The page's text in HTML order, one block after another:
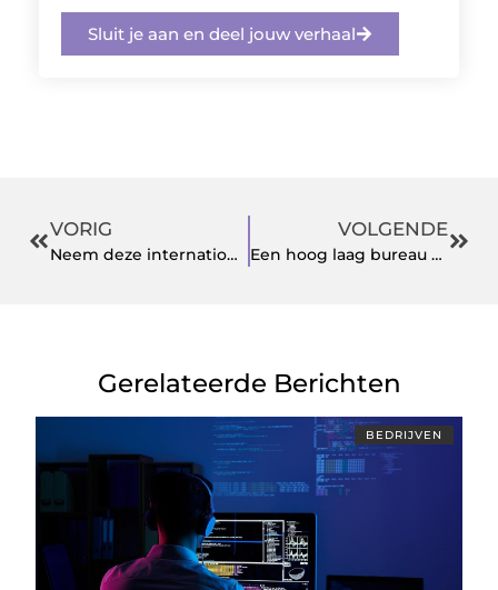
Sluit je aan en deel jouw verhaal
VORIG
Neem deze internationale koerier in de arm
VOLGENDE
Een hoog laag bureau kopen bij een specialist
Gerelateerde Berichten
BEDRIJVEN